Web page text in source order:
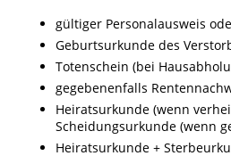
gültiger Personalausweis
Geburtsurkunde des
Totenschein (bei
gegebenenfalls
Heiratsurkunde (wenn
Scheidungsurkunde (wenn
Heiratsurkunde +